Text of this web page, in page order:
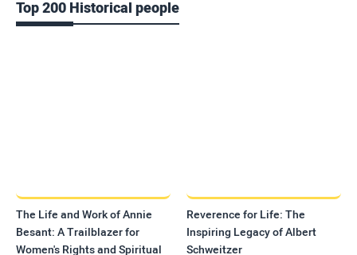
Top 200 Historical people
The Life and Work of Annie
Besant: A Trailblazer for
Women's Rights and Spiritual
Reverence for Life: The
Inspiring Legacy of Albert
Schweitzer